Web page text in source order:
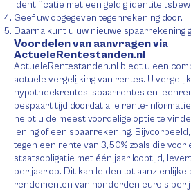
identificatie met een geldig
Geef uw opgegeven tegenrekening door.
Daarna kunt u uw nieuwe spaarrekening
Voordelen van aanvragen via
ActueleRentestanden.nl
ActueleRentestanden.nl biedt u een
actuele vergelijking van rentes. U
hypotheekrentes, spaarrentes en
bespaart tijd doordat alle rente-
helpt u de meest voordelige optie te
lening of een spaarrekening.
tegen een rente van 3,50% zoals die voor
staatsobligatie met één jaar looptijd,
per jaar op. Dit kan leiden tot
rendementen van honderden euro’s per